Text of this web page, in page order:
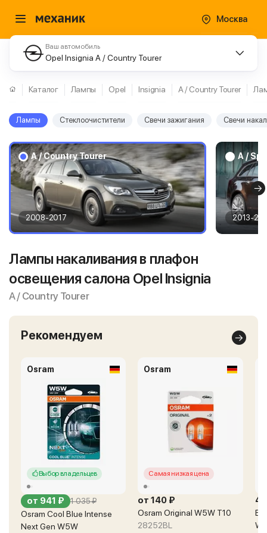
Москва
Ваш автомобиль
Opel Insignia A / Country Tourer
Каталог Лампы Opel Insignia A / Country Tourer
Лампы Стеклоочистители Свечи зажигания Свечи
A / Country Tourer
2008-2017
A /
2013-
Лампы накаливания в плафон
освещения салона Opel Insignia
A / Country Tourer
Рекомендуем
Osram
Выбор владельцев
от 941 ₽ 1 035 ₽
Osram Cool Blue Intense
Next Gen W5W
Osram
Самая низкая цена
от 140 ₽
Osram Original W5W T10
28252BL